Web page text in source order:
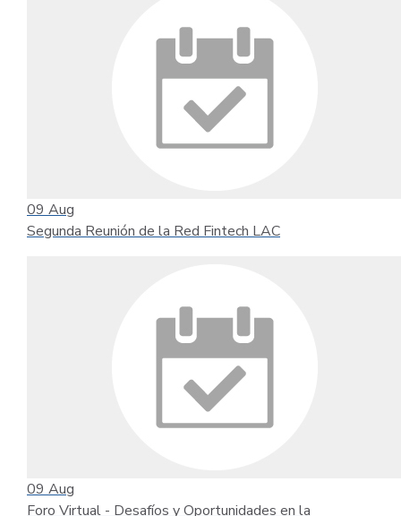
09 Aug
Segunda Reunión de la Red Fintech LAC
09 Aug
Foro Virtual - Desafíos y Oportunidades en la